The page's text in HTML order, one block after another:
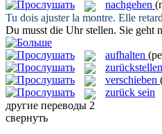
nachgehen
Tu dois ajuster la montre. Elle
Du musst die Uhr stellen. Sie geht
aufhalten
zurückstellen
verschieben
zurück sein
другие переводы 2
свернуть